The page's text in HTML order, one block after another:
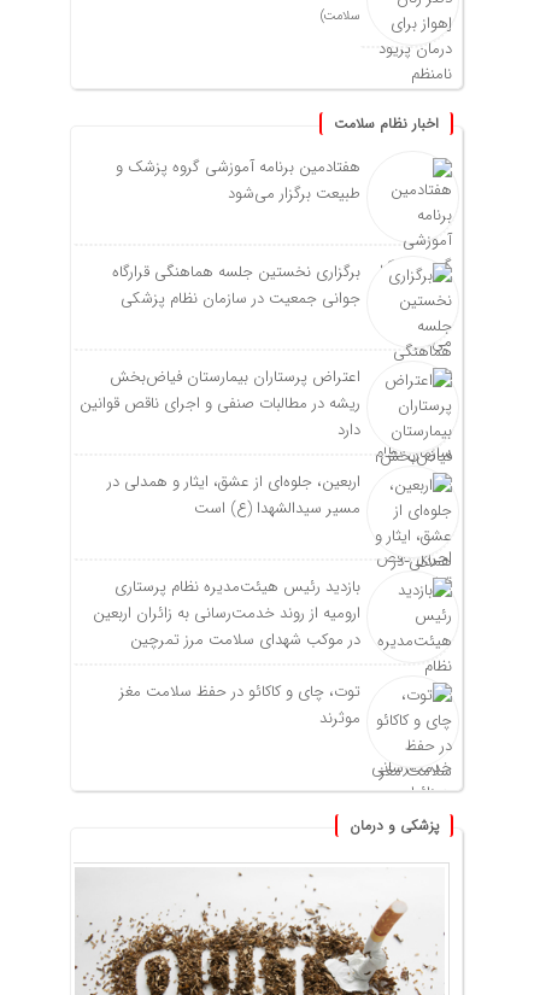
سلامت)
اخبار نظام سلامت
هفتادمین برنامه آموزشی گروه پزشک و
طبیعت برگزار می‌شود
برگزاری نخستین جلسه هماهنگی قرارگاه
جوانی جمعیت در سازمان نظام پزشکی
اعتراض پرستاران بیمارستان فیاض‌بخش
ریشه در مطالبات صنفی و اجرای ناقص قوانین
دارد
اربعین، جلوه‌ای از عشق، ایثار و همدلی در
مسیر سیدالشهدا (ع) است
بازدید رئیس هیئت‌مدیره نظام پرستاری
ارومیه از روند خدمت‌رسانی به زائران اربعین
در موکب شهدای سلامت مرز تمرچین
توت، چای و کاکائو در حفظ سلامت مغز
موثرند
پزشکی و درمان